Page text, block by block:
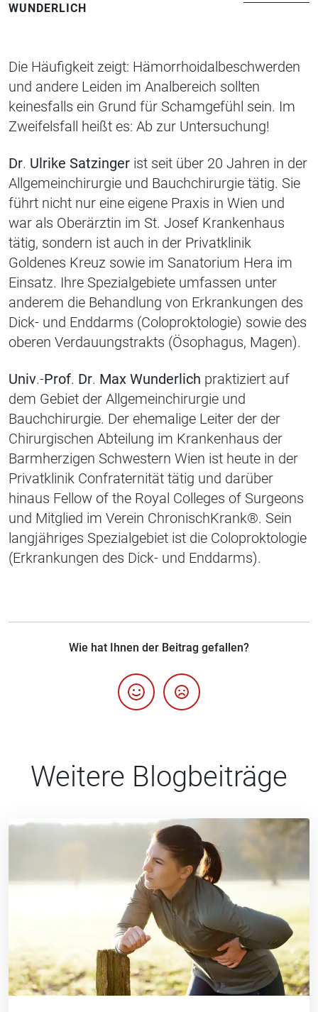
WUNDERLICH
Die Häufigkeit zeigt: Hämorrhoidalbeschwerden
und andere Leiden im Analbereich sollten
keinesfalls ein Grund für Schamgefühl sein. Im
Zweifelsfall heißt es: Ab zur Untersuchung!
Dr. Ulrike Satzinger ist seit über 20 Jahren in der
Allgemeinchirurgie und Bauchchirurgie tätig. Sie
führt nicht nur eine eigene Praxis in Wien und
war als Oberärztin im St. Josef Krankenhaus
tätig, sondern ist auch in der Privatklinik
Goldenes Kreuz sowie im Sanatorium Hera im
Einsatz. Ihre Spezialgebiete umfassen unter
anderem die Behandlung von Erkrankungen des
Dick- und Enddarms (Coloproktologie) sowie des
oberen Verdauungstrakts (Ösophagus, Magen).
Univ.-Prof. Dr. Max Wunderlich praktiziert auf
dem Gebiet der Allgemeinchirurgie und
Bauchchirurgie. Der ehemalige Leiter der der
Chirurgischen Abteilung im Krankenhaus der
Barmherzigen Schwestern Wien ist heute in der
Privatklinik Confraternität tätig und darüber
hinaus Fellow of the Royal Colleges of Surgeons
und Mitglied im Verein ChronischKrank®. Sein
langjähriges Spezialgebiet ist die Coloproktologie
(Erkrankungen des Dick- und Enddarms).
Wie hat Ihnen der Beitrag gefallen?
Weitere Blogbeiträge